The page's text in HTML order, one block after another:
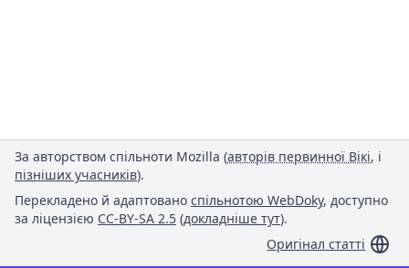
За авторством спільноти Mozilla (авторів первинної Вікі, і
пізніших учасників).
Перекладено й адаптовано спільнотою WebDoky, доступно
за ліцензією CC-BY-SA 2.5 (докладніше тут).
Оригінал статті